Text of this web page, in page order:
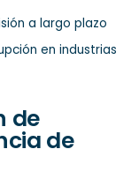
a largo plazo
en industrias
de
de